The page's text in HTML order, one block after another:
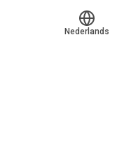
Nederlands